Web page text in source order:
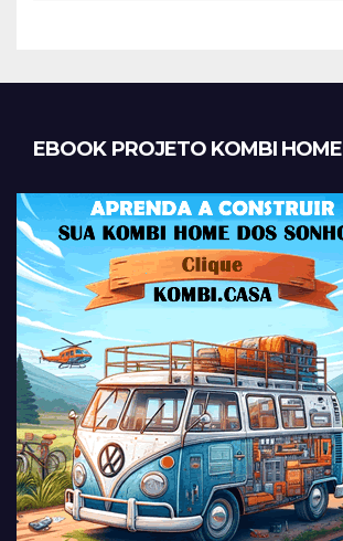
EBOOK PROJETO KOMBI HOME